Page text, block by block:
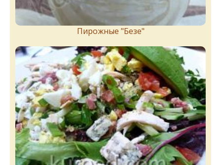
Пирожныe "Бeзe"